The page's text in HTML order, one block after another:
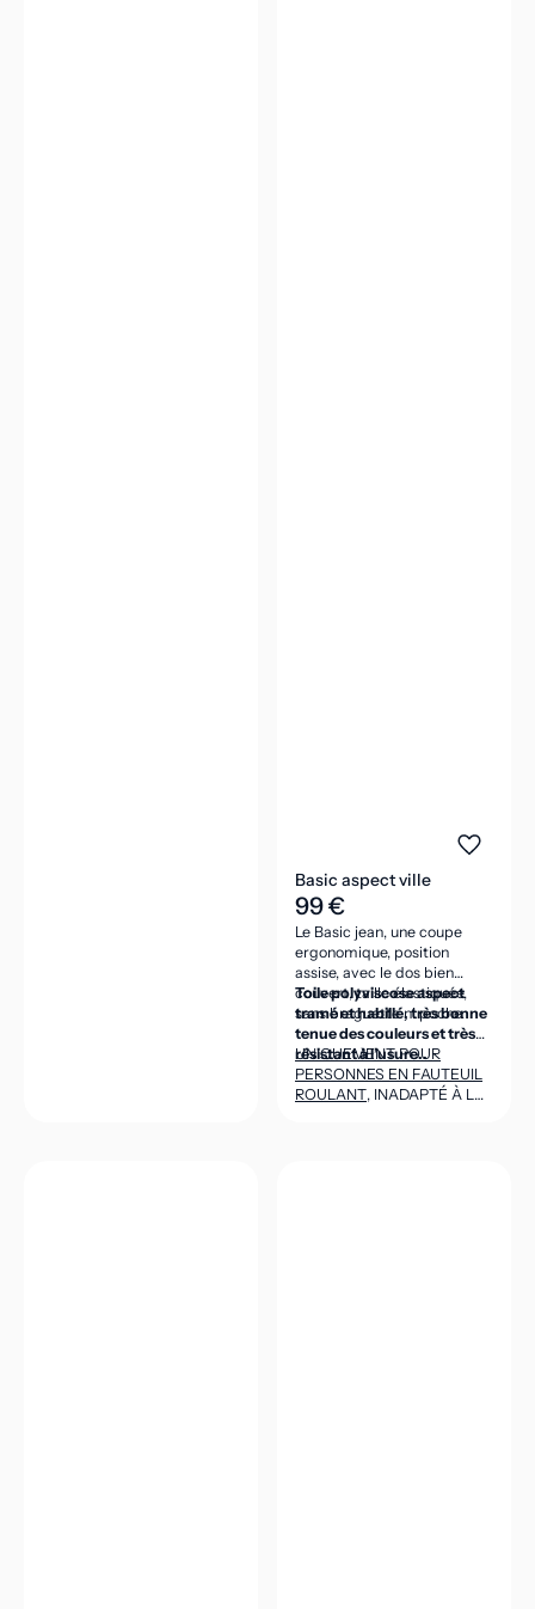
Basic aspect ville
99 €
Le Basic jean, une coupe
ergonomique, position
assise, avec le dos bien
couvert, taille élastiquée,
sans braguette ni poche.
Toile polyviscose aspect
tramé et habillé, très bonne
tenue des couleurs et très
résistant à l’usure..
UNIQUEMENT POUR
PERSONNES EN FAUTEUIL
ROULANT, INADAPTÉ À LA